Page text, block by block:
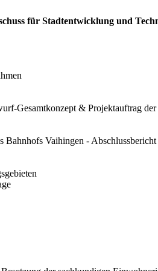
für Stadtentwicklung und
Gesamtkonzept & Projektauftrag
Vaihingen -